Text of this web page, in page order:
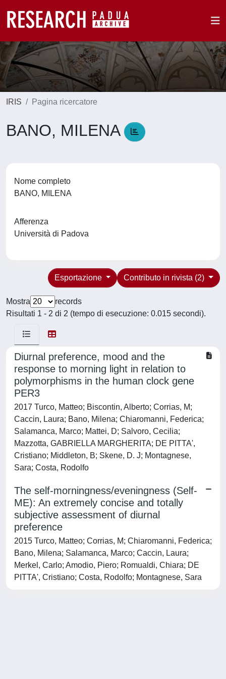
IRIS Pagina ricercatore
BANO, MILENA
Nome completo
BANO, MILENA
Afferenza
Università di Padova
Contributo in rivista (2)
Esportazione
Mostra
records
Risultati 1 - 2 di 2 (tempo di esecuzione: 0.015 secondi).
Diurnal preference, mood and the
response to morning light in relation to
polymorphisms in the human clock gene
PER3
2017 Turco, Matteo; Biscontin, Alberto; Corrias, M;
Caccin, Laura; Bano, Milena; Chiaromanni, Federica;
Salamanca, Marco; Mattei, D; Salvoro, Cecilia;
Mazzotta, GABRIELLA MARGHERITA; DE PITTA',
Cristiano; Middleton, B; Skene, D. J; Montagnese,
Sara; Costa, Rodolfo
The self-morningness/eveningness (Self-
ME): An extremely concise and totally
subjective assessment of diurnal
preference
2015 Turco, Matteo; Corrias, M; Chiaromanni, Federica;
Bano, Milena; Salamanca, Marco; Caccin, Laura;
Merkel, Carlo; Amodio, Piero; Romualdi, Chiara; DE
PITTA', Cristiano; Costa, Rodolfo; Montagnese, Sara